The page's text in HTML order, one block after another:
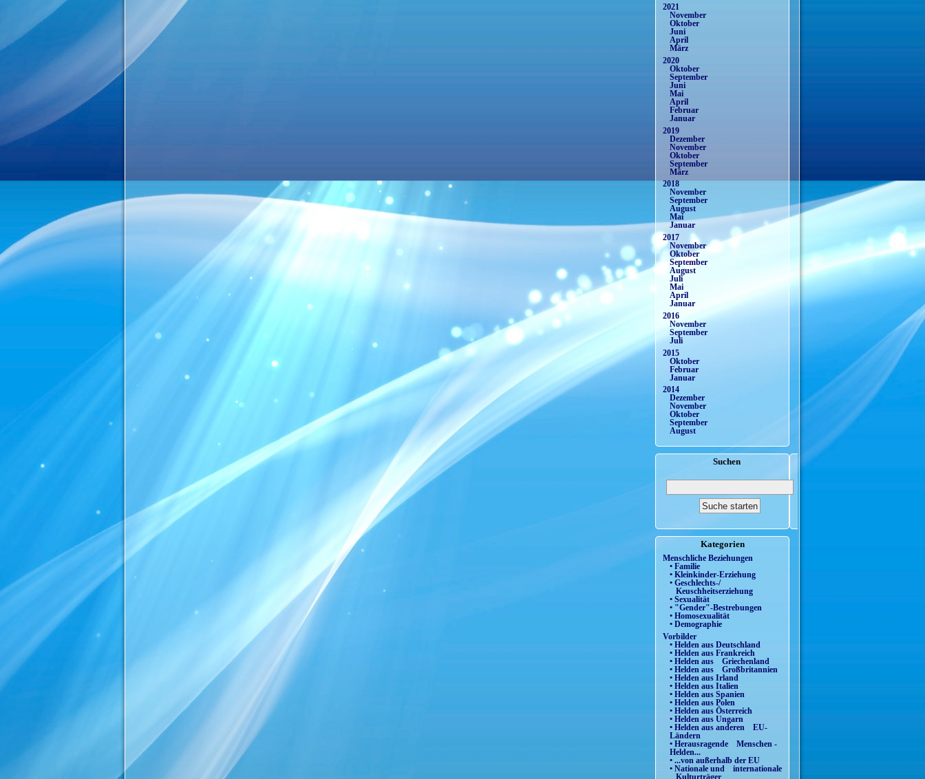
2021
November
Oktober
Juni
April
März
2020
Oktober
September
Juni
Mai
April
Februar
Januar
2019
Dezember
November
Oktober
September
März
2018
November
September
August
Mai
Januar
2017
November
Oktober
September
August
Juli
Mai
April
Januar
2016
November
September
Juli
2015
Oktober
Februar
Januar
2014
Dezember
November
Oktober
September
August
Suchen
Kategorien
Menschliche Beziehungen
• Familie
• Kleinkinder-Erziehung
• Geschlechts-/
Keuschheitserziehung
• Sexualität
• "Gender"-Bestrebungen
• Homosexualität
• Demographie
Vorbilder
• Helden aus Deutschland
• Helden aus Frankreich
• Helden aus Griechenland
• Helden aus Großbritannien
• Helden aus Irland
• Helden aus Italien
• Helden aus Spanien
• Helden aus Polen
• Helden aus Österreich
• Helden aus Ungarn
• Helden aus anderen EU-
Ländern
• Herausragende Menschen -
Helden...
• ...von außerhalb der EU
• Nationale und internationale
Kulturträger